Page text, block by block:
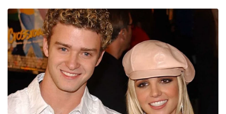
അവിടെ ലോക്കൽ ക്ലബ്ബ് മത്സരങ്ങൾ കളിക്കാൻ
തുടങ്ങി.
ഓസ്‌ട്രേലിയയിലെ മികച്ച കായിക സംസ്കാരം
ഇഷ്ടപ്പെട്ട നിഖിൽ അവിടെത്തന്നെ തുടരാൻ
തീരുമാനിച്ചു. ക്രിക്കറ്റിൽ ഒന്നുമാകില്ലെന്ന് പലരും
കരുതിയപ്പോഴും തന്റെ ലക്ഷ്യത്തിനായി പൊരുതാൻ
ഇയാൾ തയ്യാറായിരുന്നു. ഓസ്‌ട്രേലിയയിൽ